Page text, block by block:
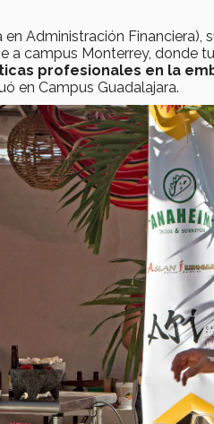
Administración Financiera),
a campus Monterrey, donde
profesionales en la
en Campus Guadalajara.